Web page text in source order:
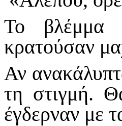
Το βλέμμα
κρατούσαν
Αν
τη στιγμή.
έγδερναν με